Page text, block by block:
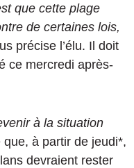
que cette plage
de certaines lois,
précise l’élu. Il doit
ce mercredi après-
à la situation
à partir de jeudi*,
devraient rester